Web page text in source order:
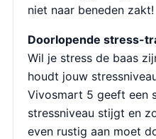
niet naar beneden zakt!
Doorlopende stress-
Wil je stress de baas
houdt jouw
Vivosmart 5 geeft een
stressniveau stijgt en
even rustig aan moet